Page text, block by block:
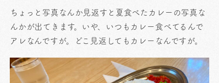
ちょっと写真なんか見返すと夏食べたカレーの写真な
んかが出てきます。いや、いつもカレー食べてるんで
アレなんですが。どこ見返してもカレーなんですが。